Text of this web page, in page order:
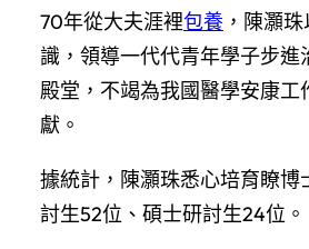
70年從大夫涯裡包養 ，陳灝
識，領導一代代青年學子步進
殿堂，不竭為我國醫學安康工
獻。
據統計，陳灝珠悉心培育瞭博
討生52位、碩士研討生24位。